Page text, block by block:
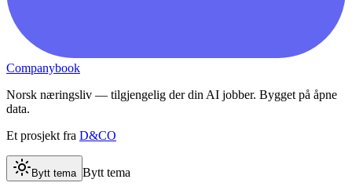
Companybook
Norsk næringsliv — tilgjengelig der din AI jobber. Bygget på åpne
data.
Et prosjekt fra D&CO
Bytt tema Bytt tema